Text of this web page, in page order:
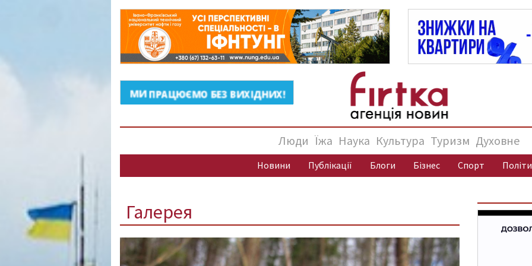
Люди Їжа Наука Культура Туризм Духовне
Новини Публікації Блоги Бізнес Спорт
Галерея